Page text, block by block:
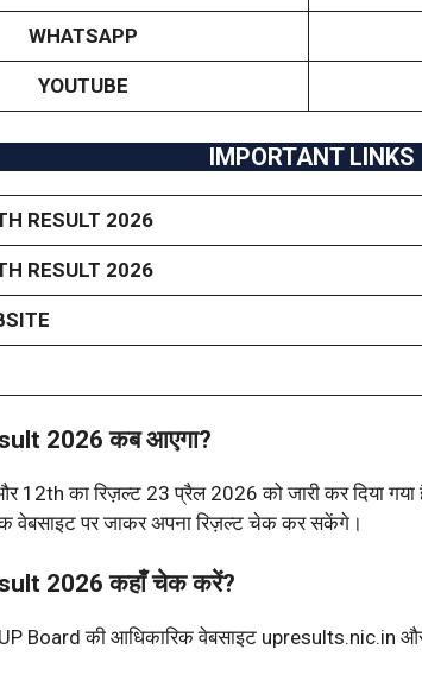
WHATSAPP
YOUTUBE
IMPORTANT LINKS
RESULT 2026
RESULT 2026
2026 कब आएगा?
का रिज़ल्ट 23 प्रैल 2026 को जारी कर दिया गया
वेबसाइट पर जाकर अपना रिज़ल्ट चेक कर सकेंगे।
2026 कहाँ चेक करें?
UP Board की आधिकारिक वेबसाइट